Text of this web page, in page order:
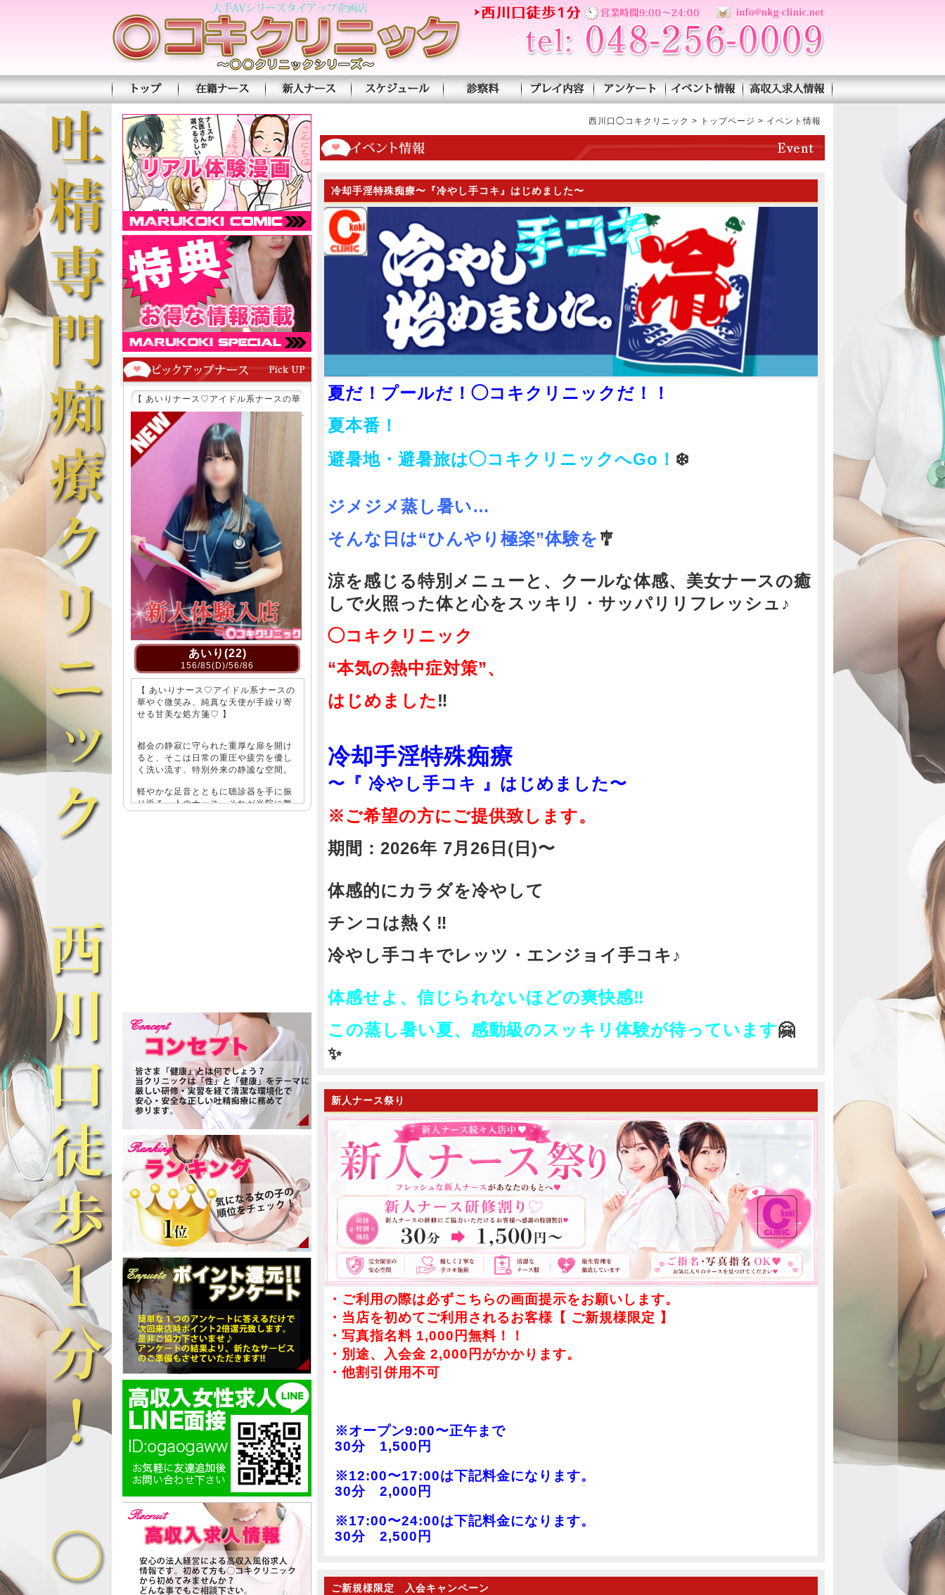
トップページ 在籍ナース 新人ナース スケジュール 診察料 プレイ紹介 アンケート イベント情報 高収入求人情報
ス♡アイドル系ナースの華
真な天使が手繰り寄せる甘
な処方箋♡ 】
85(D)/56/86
ス♡アイドル系ナースの
、純真な天使が手繰り寄
方箋♡ 】
守られた重厚な扉を開け
日常の重圧や疲労を優し
特別外来の静謐な空間。
とともに聴診器を手に振
ナース、それが当院に舞
のアイドル系ナース「あ
に診察室全体へと広がる
が差し込んだかのような
気感。
交わった瞬間から、張り
のトゲが溶け出し、特別
りを確信していただける
象は、まさに「王道アイ
な可愛らしさ。
たお肌、吸い込まれそう
くりっとした瞳、そして
締め付ける愛くるしいお
度見つめられただけで胸
な存在感を放っていま
ースウェアを纏うスタイ
目を見張る抜群のスレン
あげたくなるようなシル
した清潔感が、洗練され
わせています。
の真の魅力は、明るく
」性格と抜群のノリの良
様であっても屈託のない
親しみやすく距離を縮め
た癒やしの温もりに包ま
彼女の弾けるような愛嬌
話に引き込まれ、気づけ
笑顔になってしまうはず
者様とあいり二人だけの
（施術）」の始まりで
に腰掛けた彼女との距離
なり合う超至近距離。
「イチャイチャ好き」な
かせ、「ねぇ、もっと近
と愛らしく甘えながら
へ触れてきます。
滑るたび温かなタッチが
り、甘い囁きとともに寄
で、心身を極上の快楽へ
を見つめ返し甘えてくる
からは想像もつかないほ
かな色気。
【 あいりナース♡アイドル系ナースの華
やぐ微笑み、純真な天使が手繰り寄せる甘
美な処方箋♡ 】
あいり(22)
156/85(D)/56/86
【 あいりナース♡アイドル系ナースの
華やぐ微笑み、純真な天使が手繰り寄
せる甘美な処方箋♡ 】
都会の静寂に守られた重厚な扉を開け
ると、そこは日常の重圧や疲労を優し
く洗い流す、特別外来の静謐な空間。
軽やかな足音とともに聴診器を手に振
り返る一人のナース、それが当院に舞
心をキュンと締め付ける愛くるしいお
顔立ちは、一度見つめられただけで胸
が高鳴る特別な存在感を放っていま
す。
ネイビーのナースウェアを纏うスタイ
ルは、誰もが目を見張る抜群のスレン
ダーライン。
華奢で守ってあげたくなるようなシル
エットと凛とした清潔感が、洗練され
た美しさを漂わせています。
あいりナースの真の魅力は、明るく
「人懐っこい」性格と抜群のノリの良
さにあります。
初めての患者様であっても屈託のない
満面の笑顔で親しみやすく距離を縮め
てくれます。
おっとりとした癒やしの温もりに包ま
れながらも、彼女の弾けるような愛嬌
と楽し気な会話に引き込まれ、気づけ
ば心の底から笑顔になってしまうはず
です。
いよいよ、患者様とあいり二人だけの
「特別な診察（施術）」の始まりで
す。
診察台の傍らに腰掛けた彼女との距離
は、吐息が重なり合う超至近距離。
施術に入ると「イチャイチャ好き」な
素顔が顔を覗かせ、「ねぇ、もっと近
くにきて…？」と愛らしく甘えながら
小さな手で肌へ触れてきます。
繊細な指先が滑るたび温かなタッチが
全身を駆け巡り、甘い囁きとともに寄
り添う密着感で、心身を極上の快楽へ
診察が進むにつれ、弾けるような笑顔
を見せていた彼女が、熱を帯びた瞳で
じっとあなたを見つめ返し甘えてくる
姿へと変化します。
無垢な雰囲気からは想像もつかないほ
ど溢れ出す艶やかな色気。
【 あいりナース♡アイドル系ナースの華
やぐ微笑み、純真な天使が手繰り寄せる甘
美な処方箋♡ 】
156/85(D)/56/86
華やぐ微笑み、純真な天使が手繰り寄
都会の静寂に守られた重厚な扉を開け
ると、そこは日常の重圧や疲労を優し
く洗い流す、特別外来の静謐な空間。
軽やかな足音とともに聴診器を手に振
い降りた至高のアイドル系ナース「あ
出会った瞬間に診察室全体へと広がる
彼女と視線が交わった瞬間から、張り
な時間の始まりを確信していただける
ことでしょう。
彼女の第一印象は、まさに「王道アイ
ドル」の圧倒的な可愛らしさ。
透明感に満ちたお肌、吸い込まれそう
なほど大きくくりっとした瞳、そして
顔立ちは、一度見つめられただけで胸
が高鳴る特別な存在感を放っていま
す。
ダーライン。
華奢で守ってあげたくなるようなシル
エットと凛とした清潔感が、洗練され
た美しさを漂わせています。
あいりナースの真の魅力は、明るく
「人懐っこい」性格と抜群のノリの良
初めての患者様であっても屈託のない
満面の笑顔で親しみやすく距離を縮め
てくれます。
おっとりとした癒やしの温もりに包ま
れながらも、彼女の弾けるような愛嬌
と楽し気な会話に引き込まれ、気づけ
ば心の底から笑顔になってしまうはず
です。
いよいよ、患者様とあいり二人だけの
「特別な診察（施術）」の始まりで
診察台の傍らに腰掛けた彼女との距離
は、吐息が重なり合う超至近距離。
くにきて…？」と愛らしく甘えながら
小さな手で肌へ触れてきます。
全身を駆け巡り、甘い囁きとともに寄
り添う密着感で、心身を極上の快楽へ
と導いていきます。
診察が進むにつれ、弾けるような笑顔
を見せていた彼女が、熱を帯びた瞳で
じっとあなたを見つめ返し甘えてくる
ど溢れ出す艶やかな色気。
【 あいりナース♡アイドル系ナースの華
都会の静寂に守られた重厚な扉を開け
ると、そこは日常の重圧や疲労を優し
軽やかな足音とともに聴診器を手に振
い降りた至高のアイドル系ナース「あ
いり」です。
出会った瞬間に診察室全体へと広がる
彼女と視線が交わった瞬間から、張り
彼女の第一印象は、まさに「王道アイ
ドル」の圧倒的な可愛らしさ。
透明感に満ちたお肌、吸い込まれそう
なほど大きくくりっとした瞳、そして
顔立ちは、一度見つめられただけで胸
が高鳴る特別な存在感を放っていま
ダーライン。
華奢で守ってあげたくなるようなシル
エットと凛とした清潔感が、洗練され
た美しさを漂わせています。
あいりナースの真の魅力は、明るく
「人懐っこい」性格と抜群のノリの良
さにあります。
初めての患者様であっても屈託のない
満面の笑顔で親しみやすく距離を縮め
てくれます。
おっとりとした癒やしの温もりに包ま
れながらも、彼女の弾けるような愛嬌
と楽し気な会話に引き込まれ、気づけ
ば心の底から笑顔になってしまうはず
です。
いよいよ、患者様とあいり二人だけの
「特別な診察（施術）」の始まりで
全身を駆け巡り、甘い囁きとともに寄
り添う密着感で、心身を極上の快楽へ
診察が進むにつれ、弾けるような笑顔
を見せていた彼女が、熱を帯びた瞳で
西川口◯コキクリニック > トップページ > イベント情報
冷却手淫特殊痴療〜『冷やし手コキ』はじめました〜
夏だ！プールだ！◯コキクリニックだ！！
夏本番！
避暑地・避暑旅は◯コキクリニックへGo！ ❄️
ジメジメ蒸し暑い…
そんな日は“ひんやり極楽”体験を 🎐
涼を感じる特別メニューと、 クールな体感、 美女ナースの癒
しで火照った体と心をスッキリ・サッパリリフレッシュ♪
◯コキクリニック
“本気の熱中症対策”、
はじめました ‼️
冷却手淫特殊痴療
〜『 冷やし手コキ 』はじめました〜
※ご希望の方にご提供致します。
期間：2026年 7月26日(日)〜
体感的にカラダを冷やして
チンコは熱く‼️
冷やし手コキでレッツ・エンジョイ手コキ♪
体感せよ、信じられないほどの爽快感‼️
この蒸し暑い夏、感動級のスッキリ体験が待っています🤗
✨
新人ナース祭り
・ご利用の際は必ずこちらの画面提示をお願いします。
・当店を初めてご利用されるお客様【 ご新規様限定 】
・写真指名料 1,000円無料！！
・別途、入会金 2,000円がかかります。
・他割引併用不可
※オープン9:00〜正午まで
30分 1,500円
※12:00〜17:00は下記料金になります。
30分 2,000円
※17:00〜24:00は下記料金になります。
30分 2,500円
ご新規様限定 入会キャンペーン